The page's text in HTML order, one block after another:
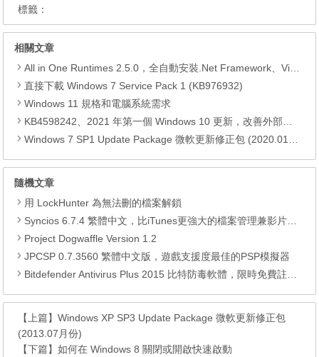
標籤：
相關文章
All in One Runtimes 2.5.0，全自動安裝.Net Framework、Visual C++、DirectX、Flash Player、JRE
直接下載 Windows 7 Service Pack 1 (KB976932)
Windows 11 規格和電腦系統需求
KB4598242、2021 年第一個 Windows 10 更新，改善外部裝置安全性、解決HTTPS安全漏洞、印表機呼叫(RPC)漏洞
Windows 7 SP1 Update Package 微軟更新修正包 (2020.01月份)
隨機文章
用 LockHunter 為無法刪的檔案解鎖
Syncios 6.7.4 繁體中文，比iTunes更強大的檔案管理兼影片轉檔工具
Project Dogwaffle Version 1.2
JPCSP 0.7.3560 繁體中文版，遊戲支援度最佳的PSP模擬器
Bitdefender Antivirus Plus 2015 比特防毒軟體，限時免費註冊碼
【上篇】Windows XP SP3 Update Package 微軟更新修正包
(2013.07月份)
【下篇】如何在 Windows 8 關閉或開啟快速啟動